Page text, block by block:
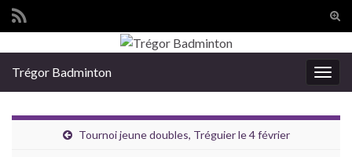
Search for:
Trégor Badminton
Tournoi jeune doubles, Tréguier le 4 février